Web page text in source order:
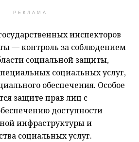
РЕКЛАМА
инспекторов
— контроль за соблюдением
социальной защиты,
социальных услуг,
обеспечения. Особое
защите прав лиц с
доступности
инфраструктуры и
социальных услуг.